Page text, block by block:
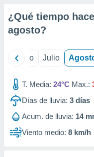
1199
¿Qué tiempo
agosto?
Junio Julio
T. Media: 24°C Max.:
Días de lluvia: 3 días
Acum. de lluvia: 14
Viento medio: 8 km/h